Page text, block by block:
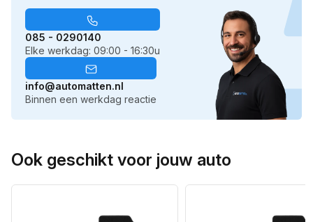
085 - 0290140
Elke werkdag: 09:00 - 16:30u
info@automatten.nl
Binnen een werkdag reactie
Ook geschikt voor jouw auto